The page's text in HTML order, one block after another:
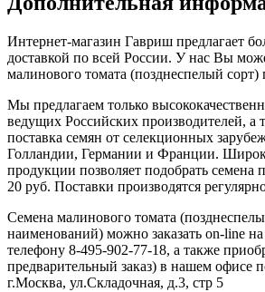
Интернет-магазин Гавриш предлагает
доставкой по всей России. У нас Вы
малинового томата (позднеспелый сорт)
Мы предлагаем только
ведущих Российских производителей, а
поставка семян от селекционных
Голландии, Германии и Франции.
продукции позволяет подобрать семена
20 руб. Поставки производятся
Семена малинового томата
наименований) можно заказать on-line
телефону 8-495-902-77-18, а также
предварительный заказ) в нашем офисе
г.Москва, ул.Складочная, д.3, стр 5